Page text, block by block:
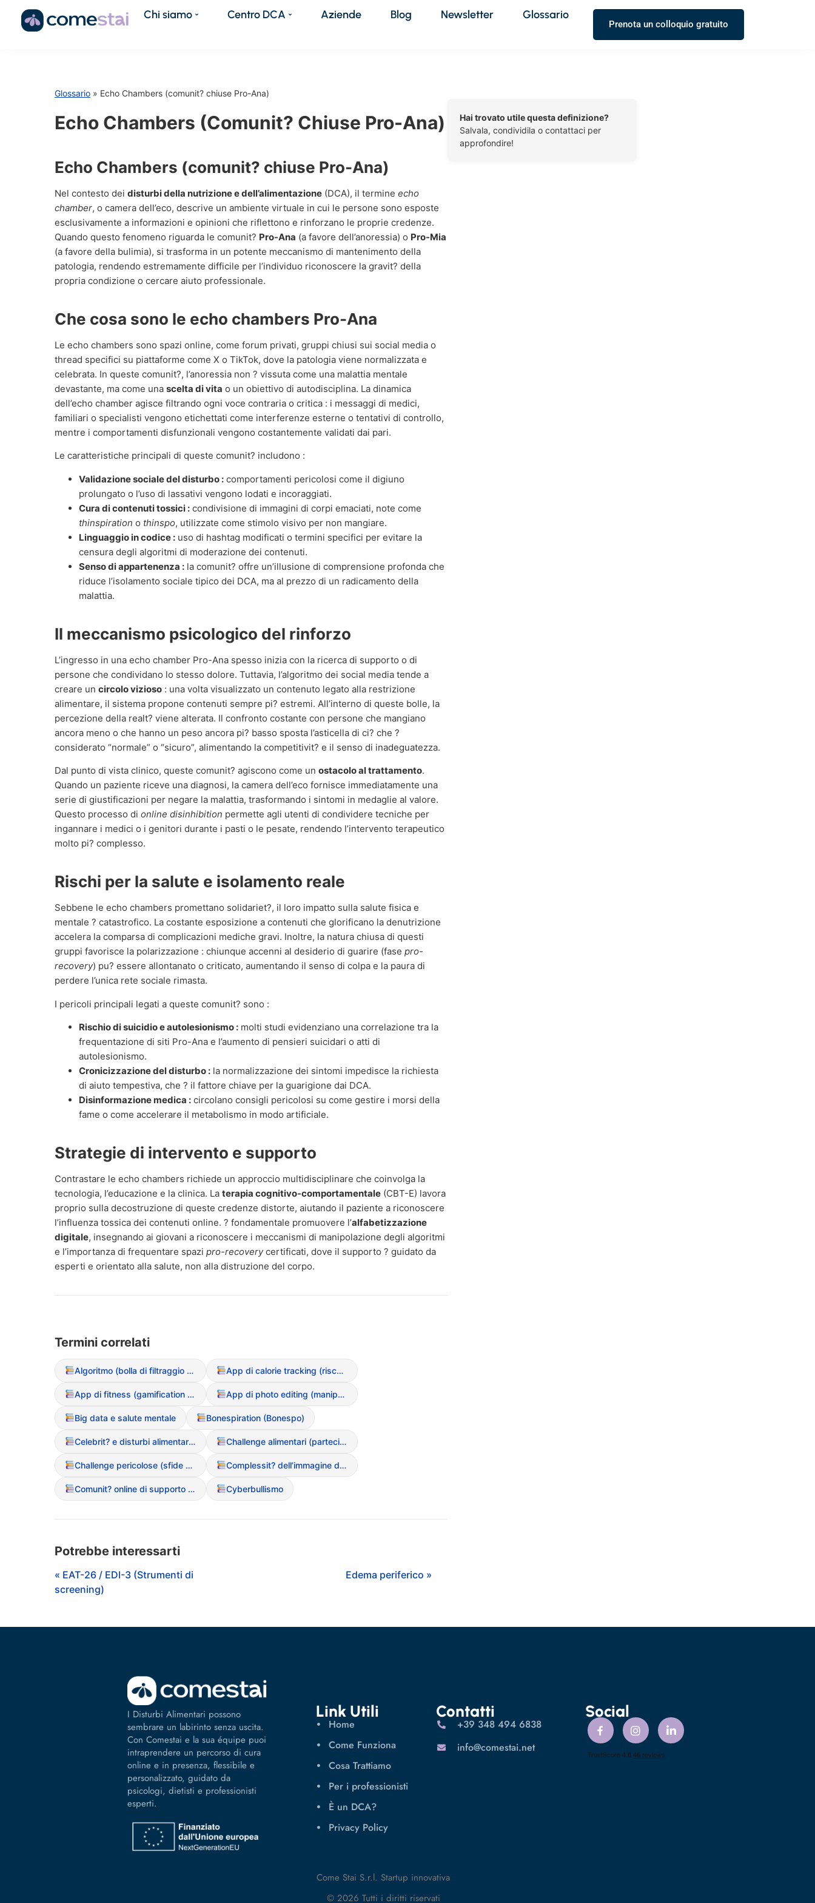
Chi siamo Centro DCA Aziende Blog Newsletter Glossario
Prenota un colloquio gratuito
Glossario » Echo Chambers (comunit? chiuse Pro-Ana)
Echo Chambers (comunit? Chiuse Pro-Ana)
Echo Chambers (comunit? chiuse Pro-Ana)
Nel contesto dei disturbi della nutrizione e dell’alimentazione (DCA), il termine echo
chamber, o camera dell’eco, descrive un ambiente virtuale in cui le persone sono esposte
esclusivamente a informazioni e opinioni che riflettono e rinforzano le proprie credenze.
Quando questo fenomeno riguarda le comunit? Pro-Ana (a favore dell’anoressia) o Pro-Mia
(a favore della bulimia), si trasforma in un potente meccanismo di mantenimento della
patologia, rendendo estremamente difficile per l’individuo riconoscere la gravit? della
propria condizione o cercare aiuto professionale.
Che cosa sono le echo chambers Pro-Ana
Le echo chambers sono spazi online, come forum privati, gruppi chiusi sui social media o
thread specifici su piattaforme come X o TikTok, dove la patologia viene normalizzata e
celebrata. In queste comunit?, l’anoressia non ? vissuta come una malattia mentale
devastante, ma come una scelta di vita o un obiettivo di autodisciplina. La dinamica
dell’echo chamber agisce filtrando ogni voce contraria o critica : i messaggi di medici,
familiari o specialisti vengono etichettati come interferenze esterne o tentativi di controllo,
mentre i comportamenti disfunzionali vengono costantemente validati dai pari.
Le caratteristiche principali di queste comunit? includono :
Validazione sociale del disturbo : comportamenti pericolosi come il digiuno
prolungato o l’uso di lassativi vengono lodati e incoraggiati.
Cura di contenuti tossici : condivisione di immagini di corpi emaciati, note come
thinspiration o thinspo, utilizzate come stimolo visivo per non mangiare.
Linguaggio in codice : uso di hashtag modificati o termini specifici per evitare la
censura degli algoritmi di moderazione dei contenuti.
Senso di appartenenza : la comunit? offre un’illusione di comprensione profonda che
riduce l’isolamento sociale tipico dei DCA, ma al prezzo di un radicamento della
malattia.
Il meccanismo psicologico del rinforzo
L’ingresso in una echo chamber Pro-Ana spesso inizia con la ricerca di supporto o di
persone che condividano lo stesso dolore. Tuttavia, l’algoritmo dei social media tende a
creare un circolo vizioso : una volta visualizzato un contenuto legato alla restrizione
alimentare, il sistema propone contenuti sempre pi? estremi. All’interno di queste bolle, la
percezione della realt? viene alterata. Il confronto costante con persone che mangiano
ancora meno o che hanno un peso ancora pi? basso sposta l’asticella di ci? che ?
considerato “normale” o “sicuro”, alimentando la competitivit? e il senso di inadeguatezza.
Dal punto di vista clinico, queste comunit? agiscono come un ostacolo al trattamento.
Quando un paziente riceve una diagnosi, la camera dell’eco fornisce immediatamente una
serie di giustificazioni per negare la malattia, trasformando i sintomi in medaglie al valore.
Questo processo di online disinhibition permette agli utenti di condividere tecniche per
ingannare i medici o i genitori durante i pasti o le pesate, rendendo l’intervento terapeutico
molto pi? complesso.
Rischi per la salute e isolamento reale
Sebbene le echo chambers promettano solidariet?, il loro impatto sulla salute fisica e
mentale ? catastrofico. La costante esposizione a contenuti che glorificano la denutrizione
accelera la comparsa di complicazioni mediche gravi. Inoltre, la natura chiusa di questi
gruppi favorisce la polarizzazione : chiunque accenni al desiderio di guarire (fase pro-
recovery) pu? essere allontanato o criticato, aumentando il senso di colpa e la paura di
perdere l’unica rete sociale rimasta.
I pericoli principali legati a queste comunit? sono :
Rischio di suicidio e autolesionismo : molti studi evidenziano una correlazione tra la
frequentazione di siti Pro-Ana e l’aumento di pensieri suicidari o atti di
autolesionismo.
Cronicizzazione del disturbo : la normalizzazione dei sintomi impedisce la richiesta
di aiuto tempestiva, che ? il fattore chiave per la guarigione dai DCA.
Disinformazione medica : circolano consigli pericolosi su come gestire i morsi della
fame o come accelerare il metabolismo in modo artificiale.
Strategie di intervento e supporto
Contrastare le echo chambers richiede un approccio multidisciplinare che coinvolga la
tecnologia, l’educazione e la clinica. La terapia cognitivo-comportamentale (CBT-E) lavora
proprio sulla decostruzione di queste credenze distorte, aiutando il paziente a riconoscere
l’influenza tossica dei contenuti online. ? fondamentale promuovere l’alfabetizzazione
digitale, insegnando ai giovani a riconoscere i meccanismi di manipolazione degli algoritmi
e l’importanza di frequentare spazi pro-recoverycertificati, dove il supporto ? guidato da
esperti e orientato alla salute, non alla distruzione del corpo.
Termini correlati
Algoritmo (bolla di filtraggio dei contenuti DCA) App di calorie tracking (rischi e dipendenza)
App di fitness (gamification del movimento) App di photo editing (manipolazione dell’immagine)
Big data e salute mentale Bonespiration (Bonespo)
Celebrit? e disturbi alimentari (influenza del racconto mediatico) Challenge alimentari (partecipazione a sfide online pericolose)
Challenge pericolose (sfide social legate al peso) Complessit? dell’immagine digitale
Comunit? online di supporto (positive e negative) Cyberbullismo
Potrebbe interessarti
« EAT-26 / EDI-3 (Strumenti di
screening)
Edema periferico »
Hai trovato utile questa definizione?
Salvala, condividila o contattaci per
approfondire!
I Disturbi Alimentari possono
sembrare un labirinto senza uscita.
Con Comestai e la sua équipe puoi
intraprendere un percorso di cura
online e in presenza, flessibile e
personalizzato, guidato da
psicologi, dietisti e professionisti
esperti.
Link Utili
Home
Come Funziona
Cosa Trattiamo
Per i professionisti
È un DCA?
Privacy Policy
Contatti
‪+39 348 494 6838
info@comestai.net
Social
Come Stai S.r.l. Startup innovativa
© 2026 Tutti i diritti riservati